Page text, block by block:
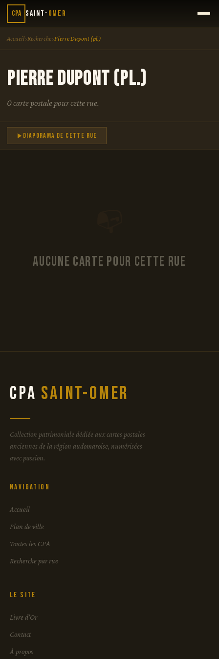
CPA Saint- Omer
Accueil›Recherche›Pierre Dupont (pl.)
Pierre Dupont (pl.)
0 carte postale pour cette rue.
Diaporama de cette rue
Aucune carte pour cette rue
CPA Saint-Omer
Collection patrimoniale dédiée aux cartes postales
anciennes de la région audomaroise, numérisées
avec passion.
Navigation
Accueil
Plan de ville
Toutes les CPA
Recherche par rue
Le site
Livre d'Or
Contact
À propos